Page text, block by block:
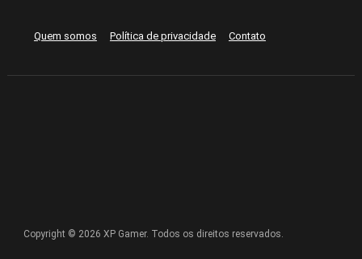
Quem somos Política de privacidade Contato
Copyright © 2026 XP Gamer. Todos os direitos reservados.